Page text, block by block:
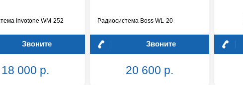
Invotone WM-252
Звоните
18 000 р.
Радиосистема Boss WL-20
Звоните
20 600 р.